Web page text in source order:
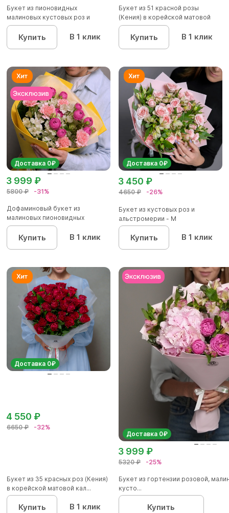
Букет из пионовидных
малиновых кустовых роз и
альстроме...
Купить В 1 клик
Букет из 51 красной розы
(Кения) в корейской матовой
уп...
Купить В 1 клик
Доставка 0₽
5800 ₽ -31%
3 999 ₽
Дофаминовый букет из
малиновых пионовидных
кустовых роз...
Купить В 1 клик
Доставка 0₽
4650 ₽ -26%
3 450 ₽
Букет из кустовых роз и
альстромерии - М
Купить В 1 клик
Доставка 0₽
6650 ₽ -32%
4 550 ₽
Букет из 35 красных роз (Кения)
в корейской матовой кал...
Купить В 1 клик
Доставка 0₽
5320 ₽ -25%
3 999 ₽
Букет из гортензии розовой,
кусто...
Купить